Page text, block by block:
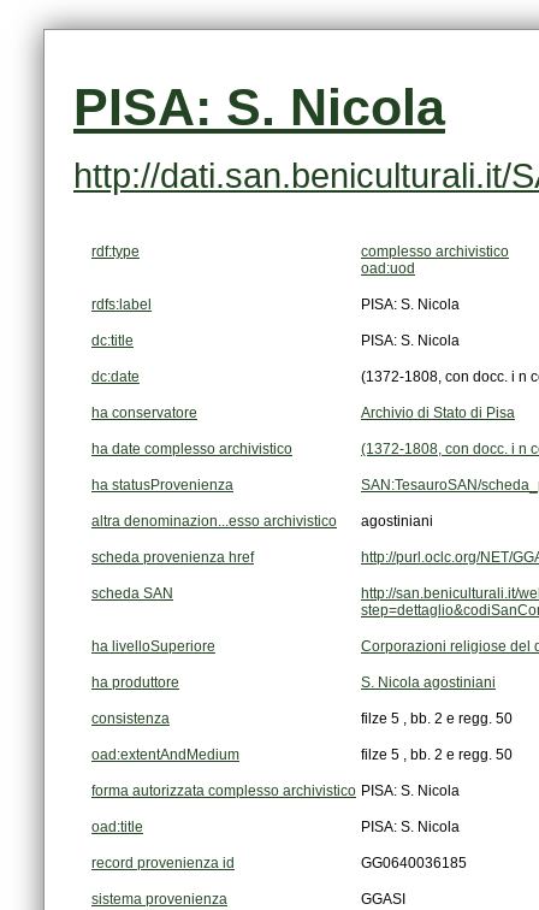
PISA: S. Nicola
http://dati.san.beniculturali.it/
rdf:type
complesso archivistico
oad:uod
rdfs:label PISA: S. Nicola
dc:title PISA: S. Nicola
dc:date (1372-1808, con docc. i n
ha conservatore Archivio di Stato di Pisa
ha date complesso archivistico (1372-1808, con docc. i n
ha statusProvenienza SAN:TesauroSAN/
altra denominazion...esso archivistico agostiniani
scheda provenienza href http://purl.oclc.org/NET/
scheda SAN
ha livelloSuperiore Corporazioni religiose del
ha produttore S. Nicola agostiniani
consistenza filze 5 , bb. 2 e regg. 50
oad:extentAndMedium filze 5 , bb. 2 e regg. 50
forma autorizzata complesso archivistico PISA: S. Nicola
oad:title PISA: S. Nicola
record provenienza id GG0640036185
sistema provenienza GGASI